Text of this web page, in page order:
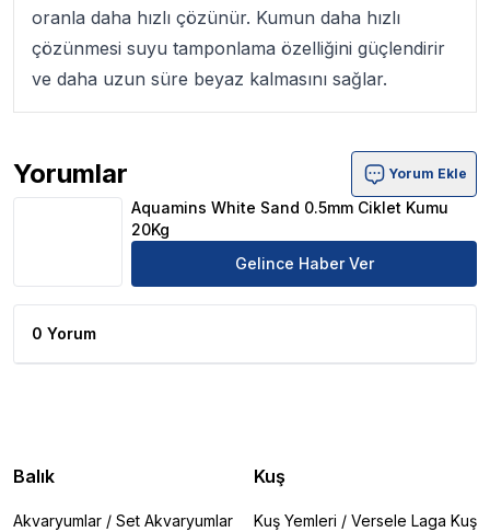
oranla daha hızlı çözünür. Kumun daha hızlı
çözünmesi suyu tamponlama özelliğini güçlendirir
ve daha uzun süre beyaz kalmasını sağlar.
Yorumlar
Aquamins White Sand 0.5mm Ciklet Kumu 20Kg Ürün
Yorum Ekle
Aquamins White Sand 0.5mm Ciklet Kumu
20Kg
Gelince Haber Ver
0 Yorum
Balık
Akvaryumlar / Set Akvaryumlar
Kuş
Kuş Yemleri / Versele Laga Kuş